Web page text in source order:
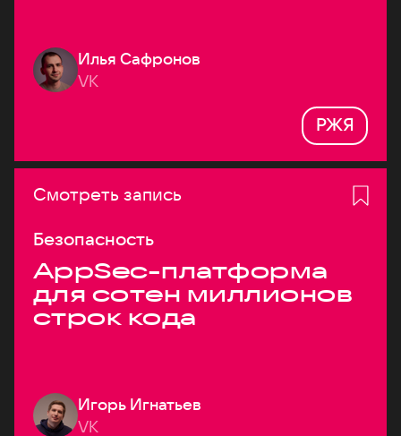
Илья Сафронов
VK
РЖЯ
Смотреть запись
Безопасность
AppSec-платформа
для сотен миллионов
строк кода
Игорь Игнатьев
VK